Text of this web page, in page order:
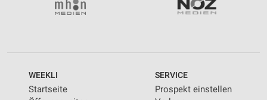
WEEKLI
Startseite
SERVICE
Prospekt einstellen